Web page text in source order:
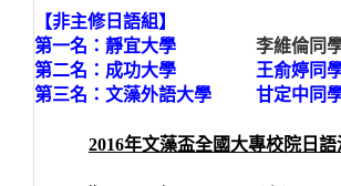
【非主修日語組】
第一名：靜宜大學 李維倫同
第二名：成功大學 王俞婷同
第三名：文藻外語大學 甘定中同
2016年文藻盃全國大專校院日